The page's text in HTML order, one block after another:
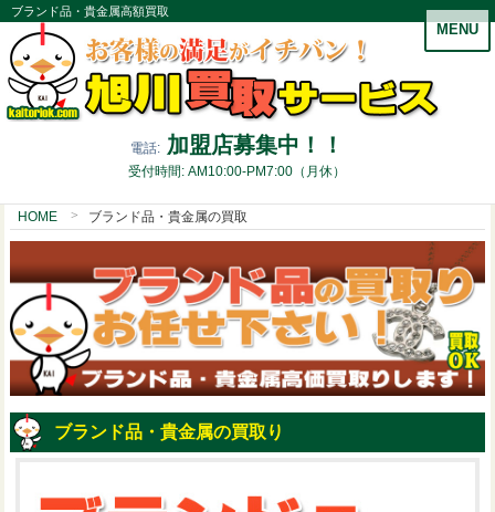
ブランド品・貴金属高額買取
電話: 加盟店募集中！！
受付時間: AM10:00-PM7:00（月休）
MENU
HOME ブランド品・貴金属の買取
ブランド品・貴金属の買取り